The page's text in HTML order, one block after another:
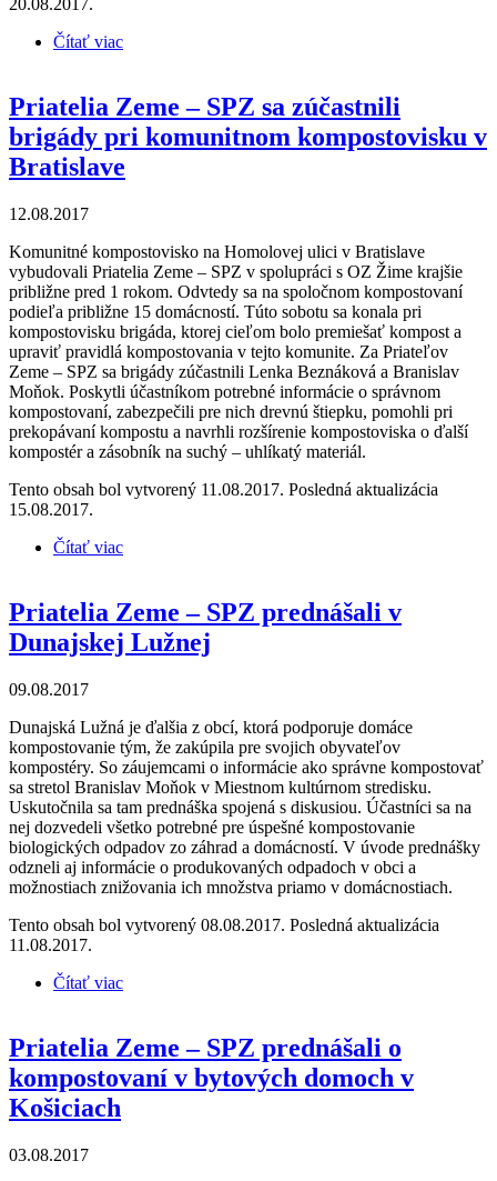
20.08.2017.
Čítať viac
Priatelia Zeme – SPZ sa zúčastnili
brigády pri komunitnom kompostovisku v
Bratislave
12.08.2017
Komunitné kompostovisko na Homolovej ulici v Bratislave
vybudovali Priatelia Zeme – SPZ v spolupráci s OZ Žime krajšie
približne pred 1 rokom. Odvtedy sa na spoločnom kompostovaní
podieľa približne 15 domácností. Túto sobotu sa konala pri
kompostovisku brigáda, ktorej cieľom bolo premiešať kompost a
upraviť pravidlá kompostovania v tejto komunite. Za Priateľov
Zeme – SPZ sa brigády zúčastnili Lenka Beznáková a Branislav
Moňok. Poskytli účastníkom potrebné informácie o správnom
kompostovaní, zabezpečili pre nich drevnú štiepku, pomohli pri
prekopávaní kompostu a navrhli rozšírenie kompostoviska o ďalší
kompostér a zásobník na suchý – uhlíkatý materiál.
Tento obsah bol vytvorený 11.08.2017. Posledná aktualizácia
15.08.2017.
Čítať viac
Priatelia Zeme – SPZ prednášali v
Dunajskej Lužnej
09.08.2017
Dunajská Lužná je ďalšia z obcí, ktorá podporuje domáce
kompostovanie tým, že zakúpila pre svojich obyvateľov
kompostéry. So záujemcami o informácie ako správne kompostovať
sa stretol Branislav Moňok v Miestnom kultúrnom stredisku.
Uskutočnila sa tam prednáška spojená s diskusiou. Účastníci sa na
nej dozvedeli všetko potrebné pre úspešné kompostovanie
biologických odpadov zo záhrad a domácností. V úvode prednášky
odzneli aj informácie o produkovaných odpadoch v obci a
možnostiach znižovania ich množstva priamo v domácnostiach.
Tento obsah bol vytvorený 08.08.2017. Posledná aktualizácia
11.08.2017.
Čítať viac
Priatelia Zeme – SPZ prednášali o
kompostovaní v bytových domoch v
Košiciach
03.08.2017